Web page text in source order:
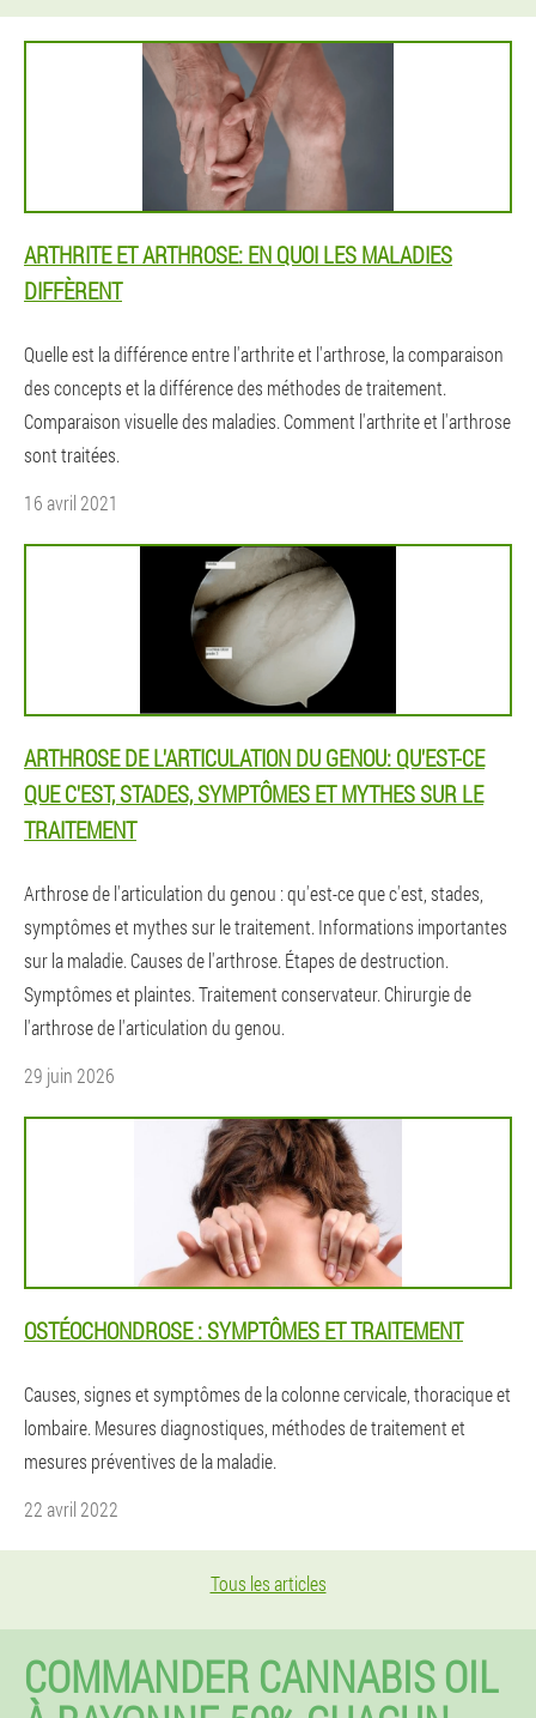
ARTHRITE ET ARTHROSE: EN QUOI LES MALADIES
DIFFÈRENT
Quelle est la différence entre l'arthrite et l'arthrose, la comparaison
des concepts et la différence des méthodes de traitement.
Comparaison visuelle des maladies. Comment l'arthrite et l'arthrose
sont traitées.
16 avril 2021
ARTHROSE DE L'ARTICULATION DU GENOU: QU'EST-CE
QUE C'EST, STADES, SYMPTÔMES ET MYTHES SUR LE
TRAITEMENT
Arthrose de l'articulation du genou : qu'est-ce que c'est, stades,
symptômes et mythes sur le traitement. Informations importantes
sur la maladie. Causes de l'arthrose. Étapes de destruction.
Symptômes et plaintes. Traitement conservateur. Chirurgie de
l'arthrose de l'articulation du genou.
29 juin 2026
OSTÉOCHONDROSE : SYMPTÔMES ET TRAITEMENT
Causes, signes et symptômes de la colonne cervicale, thoracique et
lombaire. Mesures diagnostiques, méthodes de traitement et
mesures préventives de la maladie.
22 avril 2022
Tous les articles
COMMANDER CANNABIS OIL